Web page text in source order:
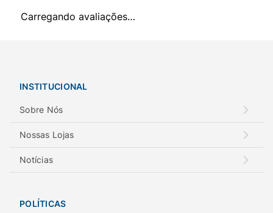
Carregando avaliações…
INSTITUCIONAL
Sobre Nós
Nossas Lojas
Notícias
POLÍTICAS